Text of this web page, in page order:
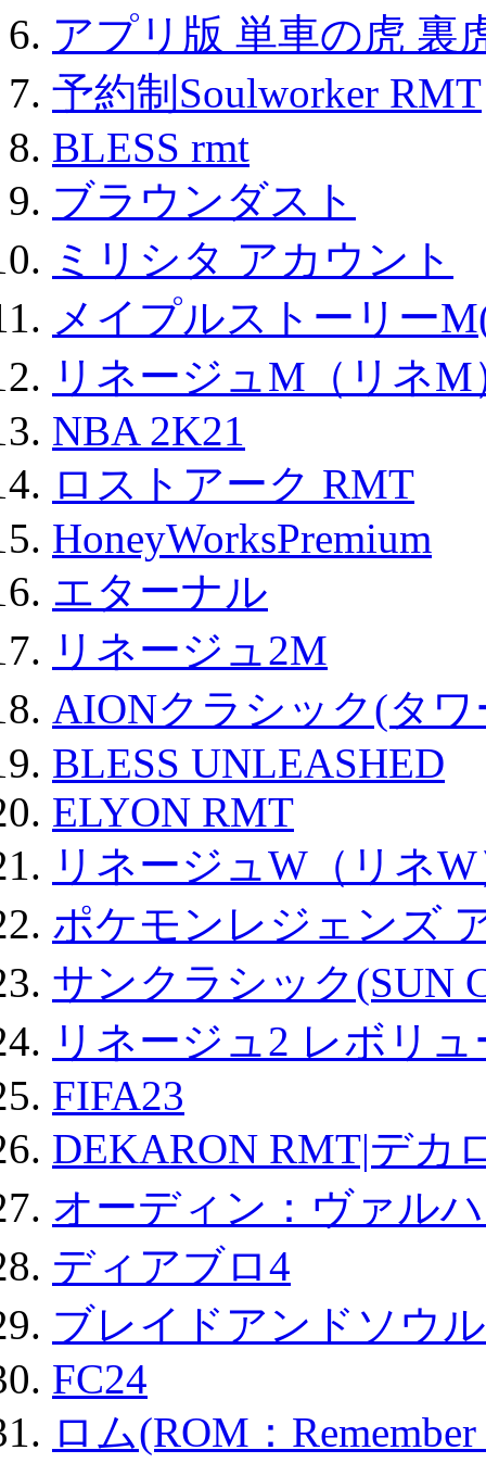
アプリ版 単車の虎 裏
予約制Soulworker RMT
BLESS rmt
ブラウンダスト
ミリシタ アカウント
メイプルストーリー
リネージュM（リネM
NBA 2K21
ロストアーク RMT
HoneyWorksPremium
エターナル
リネージュ2M
AIONクラシック(タ
BLESS UNLEASHED
ELYON RMT
リネージュW（リネ
ポケモンレジェンズ
サンクラシック(SUN
リネージュ2 レボリ
FIFA23
DEKARON RMT|デカ
オーディン：ヴァル
ディアブロ4
ブレイドアンドソウ
FC24
ロム(ROM：